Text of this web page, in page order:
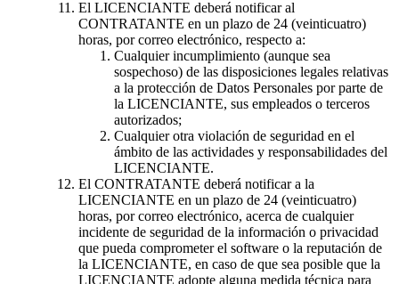
El LICENCIANTE deberá notificar al
CONTRATANTE en un plazo de 24 (veinticuatro)
horas, por correo electrónico, respecto a:
Cualquier incumplimiento (aunque sea
sospechoso) de las disposiciones legales relativas
a la protección de Datos Personales por parte de
la LICENCIANTE, sus empleados o terceros
autorizados;
Cualquier otra violación de seguridad en el
ámbito de las actividades y responsabilidades del
LICENCIANTE.
El CONTRATANTE deberá notificar a la
LICENCIANTE en un plazo de 24 (veinticuatro)
horas, por correo electrónico, acerca de cualquier
incidente de seguridad de la información o privacidad
que pueda comprometer el software o la reputación de
la LICENCIANTE, en caso de que sea posible que la
LICENCIANTE adopte alguna medida técnica para